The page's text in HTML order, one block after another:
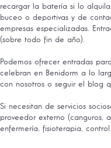
recargar la batería si lo
buceo o deportivas y de
empresas especializadas.
(sobre todo fin de año).
Podemos ofrecer entradas
celebran en Benidorm a lo
con nosotros o seguir el blog
Si necesitan de servicios
proveedor externo (canguros,
enfermería, fisioterapia,